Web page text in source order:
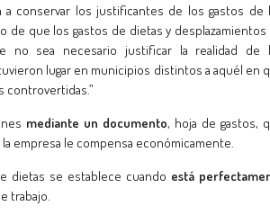
a conservar los justificantes de los gastos de
de que los gastos de dietas y desplazamientos
no sea necesario justificar la realidad de
lugar en municipios distintos a aquél en
controvertidas.”
mediante un documento, hoja de gastos,
empresa le compensa económicamente.
dietas se establece cuando está
trabajo.